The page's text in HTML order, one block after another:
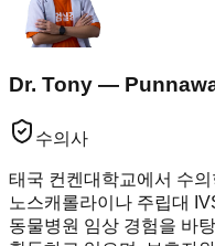
Dr. Tony —
수의사
태국 컨켄대학교에서 수
노스캐롤라이나 주립대
동물병원 임상 경험을 바